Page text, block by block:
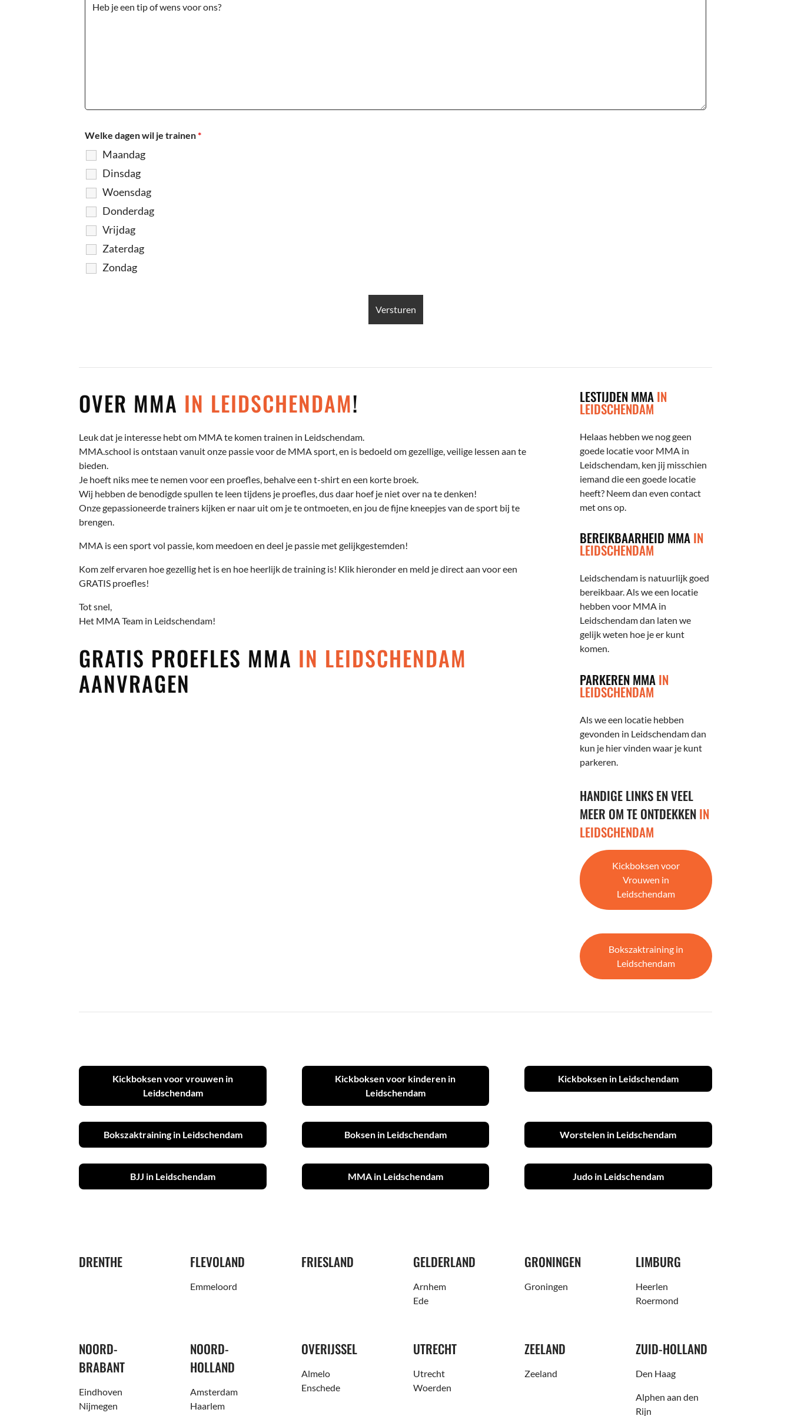
Welke dagen wil je trainen*
Maandag
Dinsdag
Woensdag
Donderdag
Vrijdag
Zaterdag
Zondag
OVER MMA IN LEIDSCHENDAM!
Leuk dat je interesse hebt om MMA te komen trainen in Leidschendam.
MMA.school is ontstaan vanuit onze passie voor de MMA sport, en is bedoeld om gezellige, veilige lessen aan te
bieden.
Je hoeft niks mee te nemen voor een proefles, behalve een t-shirt en een korte broek.
Wij hebben de benodigde spullen te leen tijdens je proefles, dus daar hoef je niet over na te denken!
Onze gepassioneerde trainers kijken er naar uit om je te ontmoeten, en jou de fijne kneepjes van de sport bij te
brengen.
MMA is een sport vol passie, kom meedoen en deel je passie met gelijkgestemden!
Kom zelf ervaren hoe gezellig het is en hoe heerlijk de training is! Klik hieronder en meld je direct aan voor een
GRATIS proefles!
Tot snel,
Het MMA Team in Leidschendam!
GRATIS PROEFLES MMA IN LEIDSCHENDAM
AANVRAGEN
LESTIJDEN MMAIN
LEIDSCHENDAM
Helaas hebben we nog geen
goede locatie voor MMA in
Leidschendam, ken jij misschien
iemand die een goede locatie
heeft? Neem dan even contact
met ons op.
BEREIKBAARHEID MMAIN
LEIDSCHENDAM
Leidschendam is natuurlijk goed
bereikbaar. Als we een locatie
hebben voor MMA in
Leidschendam dan laten we
gelijk weten hoe je er kunt
komen.
PARKEREN MMAIN
LEIDSCHENDAM
Als we een locatie hebben
gevonden in Leidschendam dan
kun je hier vinden waar je kunt
parkeren.
HANDIGE LINKS EN VEEL
MEER OM TE ONTDEKKENIN
LEIDSCHENDAM
Kickboksen voor
Vrouwen in
Leidschendam
Bokszaktraining in
Leidschendam
Kickboksen voor vrouwen in
Leidschendam
Kickboksen voor kinderen in
Leidschendam
Kickboksen in Leidschendam
Bokszaktraining in Leidschendam Boksen in Leidschendam Worstelen in Leidschendam
BJJ in Leidschendam MMA in Leidschendam Judo in Leidschendam
DRENTHE FLEVOLAND
Emmeloord
FRIESLAND GELDERLAND
Arnhem
Ede
GRONINGEN
Groningen
LIMBURG
Heerlen
Roermond
NOORD-
BRABANT
Eindhoven
Nijmegen
NOORD-
HOLLAND
Amsterdam
Haarlem
OVERIJSSEL
Almelo
Enschede
UTRECHT
Utrecht
Woerden
ZEELAND
Zeeland
ZUID-HOLLAND
Den Haag
Alphen aan den
Rijn